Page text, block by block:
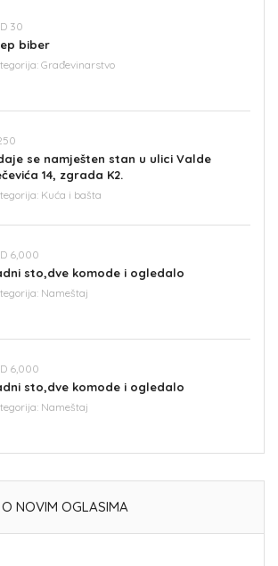
30
biber
Građevinarstvo
se namješten stan u ulici Valde
14, zgrada K2.
Kuća i bašta
6,000
sto,dve komode i ogledalo
Nameštaj
6,000
sto,dve komode i ogledalo
Nameštaj
NOVIM OGLASIMA